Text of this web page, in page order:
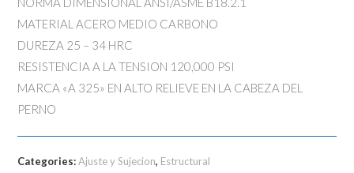
MATERIAL ACERO MEDIO CARBONO
DUREZA 25 – 34 HRC
RESISTENCIA A LA TENSION 120,000 PSI
MARCA «A 325» EN ALTO RELIEVE EN LA CABEZA DEL
PERNO
Categories:Ajuste y Sujecion, Estructural